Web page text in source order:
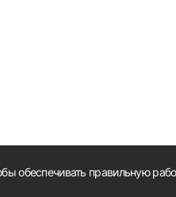
обеспечивать правильную